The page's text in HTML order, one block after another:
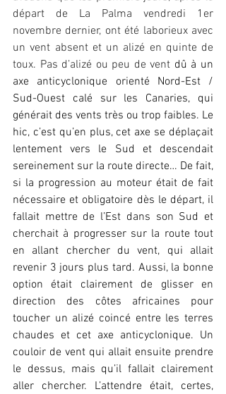
départ de La Palma vendredi 1er
novembre dernier, ont été laborieux avec
un vent absent et un alizé en quinte de
toux. Pas d’alizé ou peu de vent dû à un
axe anticyclonique orienté Nord-Est /
Sud-Ouest calé sur les Canaries, qui
générait des vents très ou trop faibles. Le
hic, c’est qu’en plus, cet axe se déplaçait
lentement vers le Sud et descendait
sereinement sur la route directe… De fait,
si la progression au moteur était de fait
nécessaire et obligatoire dès le départ, il
fallait mettre de l’Est dans son Sud et
cherchait à progresser sur la route tout
en allant chercher du vent, qui allait
revenir 3 jours plus tard. Aussi, la bonne
option était clairement de glisser en
direction des côtes africaines pour
toucher un alizé coincé entre les terres
chaudes et cet axe anticyclonique. Un
couloir de vent qui allait ensuite prendre
le dessus, mais qu’il fallait clairement
aller chercher. L’attendre était, certes,